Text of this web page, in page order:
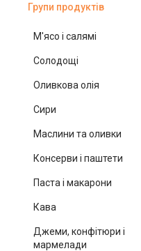
Групи продуктів
М'ясо і салямі
Солодощі
Оливкова олія
Сири
Маслини та оливки
Консерви і паштети
Паста і макарони
Кава
Джеми, конфітюри і
мармелади